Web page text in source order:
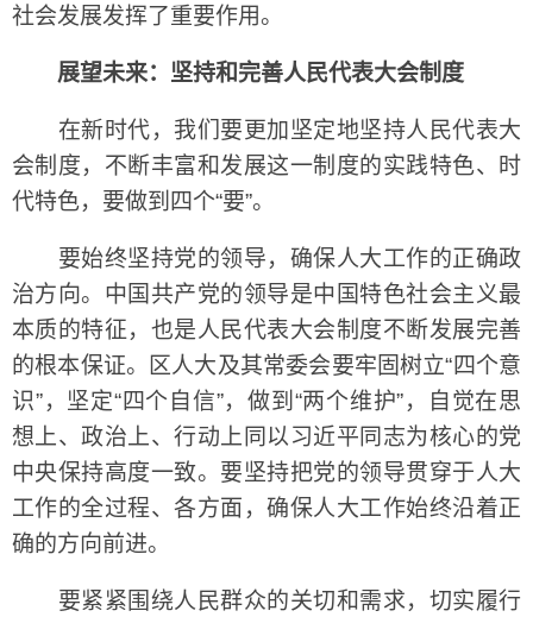
社会发展发挥了重要作用。
展望未来：坚持和完善人民代表大会制度
在新时代，我们要更加坚定地坚持人民代表大
会制度，不断丰富和发展这一制度的实践特色、时
代特色，要做到四个“要”。
要始终坚持党的领导，确保人大工作的正确政
治方向。中国共产党的领导是中国特色社会主义最
本质的特征，也是人民代表大会制度不断发展完善
的根本保证。区人大及其常委会要牢固树立“四个意
识”，坚定“四个自信”，做到“两个维护”，自觉在思
想上、政治上、行动上同以习近平同志为核心的党
中央保持高度一致。要坚持把党的领导贯穿于人大
工作的全过程、各方面，确保人大工作始终沿着正
确的方向前进。
要紧紧围绕人民群众的关切和需求，切实履行